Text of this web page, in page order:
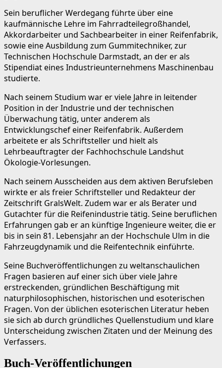
Sein beruflicher Werdegang führte über eine
kaufmännische Lehre im Fahrradteilegroßhandel,
Akkordarbeiter und Sachbearbeiter in einer Reifenfabrik,
sowie eine Ausbildung zum Gummitechniker, zur
Technischen Hochschule Darmstadt, an der er als
Stipendiat eines Industrieunternehmens Maschinenbau
studierte.
Nach seinem Studium war er viele Jahre in leitender
Position in der Industrie und der technischen
Überwachung tätig, unter anderem als
Entwicklungschef einer Reifenfabrik. Außerdem
arbeitete er als Schriftsteller und hielt als
Lehrbeauftragter der Fachhochschule Landshut
Ökologie-Vorlesungen.
Nach seinem Ausscheiden aus dem aktiven Berufsleben
wirkte er als freier Schriftsteller und Redakteur der
Zeitschrift GralsWelt. Zudem war er als Berater und
Gutachter für die Reifenindustrie tätig. Seine beruflichen
Erfahrungen gab er an künftige Ingenieure weiter, die er
bis in sein 81. Lebensjahr an der Hochschule Ulm in die
Fahrzeugdynamik und die Reifentechnik einführte.
Seine Buchveröffentlichungen zu weltanschaulichen
Fragen basieren auf einer sich über viele Jahre
erstreckenden, gründlichen Beschäftigung mit
naturphilosophischen, historischen und esoterischen
Fragen. Von der üblichen esoterischen Literatur heben
sie sich ab durch gründliches Quellenstudium und klare
Unterscheidung zwischen Zitaten und der Meinung des
Verfassers.
Buch-Veröffentlichungen